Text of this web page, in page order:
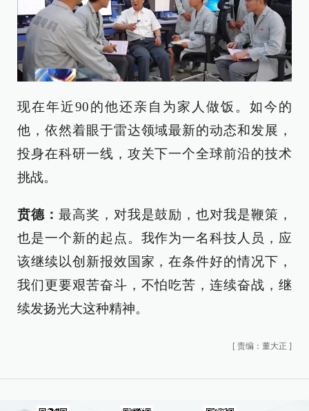
现在年近90的他还亲自为家人做饭。如今的
他，依然着眼于雷达领域最新的动态和发展，
投身在科研一线，攻关下一个全球前沿的技术
挑战。
贲德： 最高奖，对我是鼓励，也对我是鞭策，
也是一个新的起点。我作为一名科技人员，应
该继续以创新报效国家，在条件好的情况下，
我们更要艰苦奋斗，不怕吃苦，连续奋战，继
续发扬光大这种精神。
[ 责编：董大正 ]